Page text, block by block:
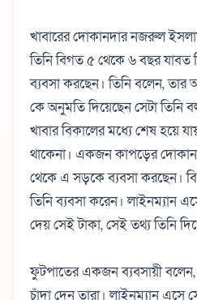
খাবারের দোকানদার নজরুল
তিনি বিগত ৫ থেকে ৬ বছর যাবত
ব্যবসা করছেন। তিনি বলেন,
কে অনুমতি দিয়েছেন সেটা তিনি
খাবার বিকালের মধ্যে শেষ হয়ে
থাকেনা। একজন কাপড়ের
থেকে এ সড়কে ব্যবসা করছেন।
তিনি ব্যবসা করেন। লাইনম্যান
দেয় সেই টাকা, সেই তথ্য তিনি
ফুটপাতের একজন ব্যবসায়ী বলেন,
চাঁদা দেন তারা। লাইনম্যান এসে